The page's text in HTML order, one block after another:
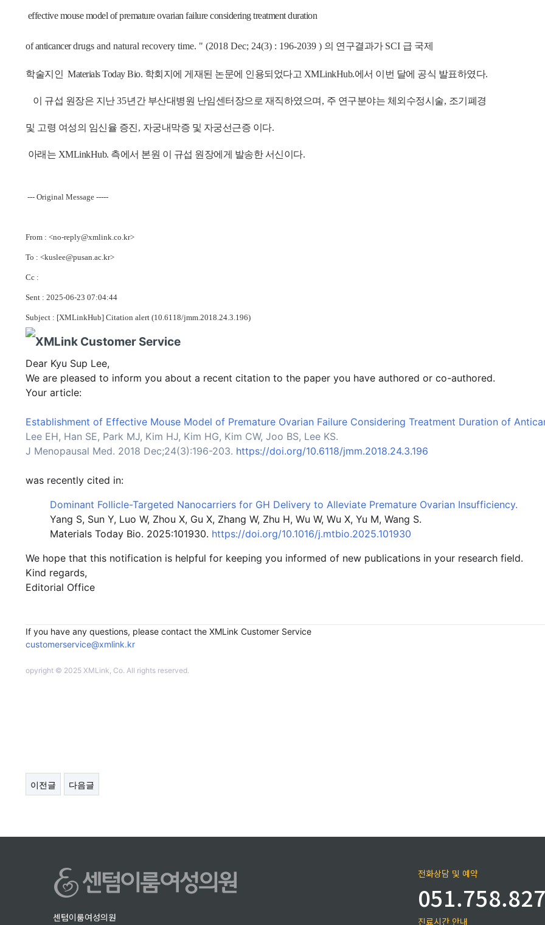
effective mouse model of premature ovarian failure considering treatment duration
ofanticancerdrugs and natural recovery time. " (2018 Dec; 24(3) : 196-2039 ) 의 연구결과가 SCI 급 국제
학술지인 Materials Today Bio. 학회지 에 게재된 논문에 인용되었다고 XMLinkHub.에서 이번 달에 공식 발표하였다.
이 규섭 원장은 지난35년간 부산대병원 난임센터장으로 재직하였으며 , 주 연구분야는 체외수정시술, 조기폐경
및 고령 여성의 임신율 증진, 자궁내막증 및 자궁선근증 이다.
아래는 XMLinkHub. 측에서 본원 이 규섭 원장에게 발송한 서신이다.
--- Original Message -----
From : <no-reply@xmlink.co.kr>
To : <kuslee@pusan.ac.kr>
Cc :
Sent : 2025-06-23 07:04:44
Subject : [XMLinkHub] Citation alert (10.6118/jmm.2018.24.3.196)
Dear Kyu Sup Lee,
We are pleased to inform you about a recent citation to the paper you have authored or co-authored.
Your article:
Establishment of Effective Mouse Model of Premature Ovarian Failure Considering Treatment Duration of
Lee EH, Han SE, Park MJ, Kim HJ, Kim HG, Kim CW, Joo BS, Lee KS.
J Menopausal Med. 2018 Dec;24(3):196-203. https://doi.org/10.6118/jmm.2018.24.3.196
was recently cited in:
Dominant Follicle-Targeted Nanocarriers for GH Delivery to Alleviate Premature Ovarian Insufficiency.
Yang S, Sun Y, Luo W, Zhou X, Gu X, Zhang W, Zhu H, Wu W, Wu X, Yu M, Wang S.
Materials Today Bio. 2025:101930. https://doi.org/10.1016/j.mtbio.2025.101930
We hope that this notification is helpful for keeping you informed of new publications in your research field.
Kind regards,
Editorial Office
If you have any questions, please contact the XMLink Customer Service
customerservice@xmlink.kr
opyright © 2025 XMLink, Co. All rights reserved.
이전글 다음글
센텀이룸여성의원
전화상담 및 예약
진료시간 안내